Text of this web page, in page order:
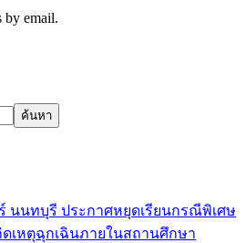
by email.
ค้นหา
นนทบุรี ประกาศหยุดเรียนกรณีพิเศษ
ดเหตุฉุกเฉินภายในสถานศึกษา